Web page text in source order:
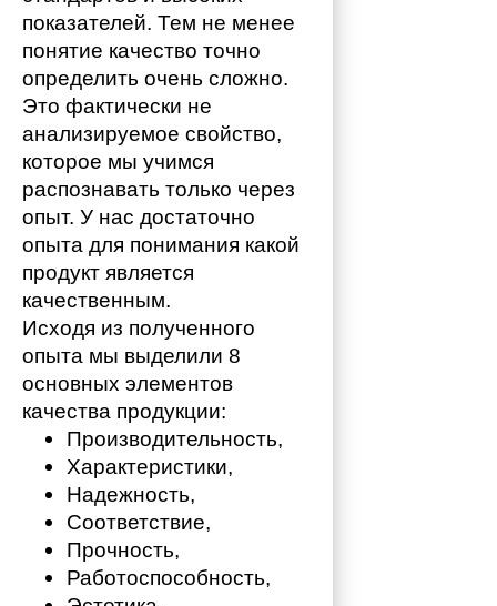
показателей. Тем не менее
понятие качество точно
определить очень сложно.
Это фактически не
анализируемое свойство,
которое мы учимся
распознавать только через
опыт. У нас достаточно
опыта для понимания какой
продукт является
качественным.
Исходя из полученного
опыта мы выделили 8
основных элементов
качества продукции:
Производительность,
Характеристики,
Надежность,
Соответствие,
Прочность,
Работоспособность,